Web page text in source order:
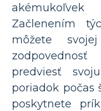
Začlenením
môžete
predviesť
poriadok počas
poskytnete